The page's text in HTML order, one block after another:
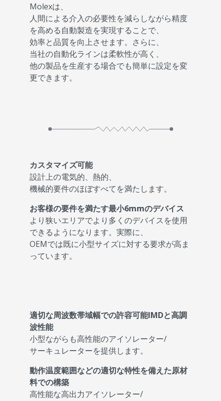
Molexは、
人間による介入の必要性を減らしながら精度
を高める自動製造を実現することで、
効率と品質を向上させます。さらに、
当社の自動化ラインは柔軟性が高く、
他の製品を生産する場合でも簡単に設定を変
更できます。
カスタマイズ可能
設計上の電気的、熱的、
機械的要件のほぼすべてを満たします。
お客様の要件を満たす最小6mmのデバイス
より狭いエリアでより多くのデバイスを使用
できるようになります。実際に、
OEMでは既に小型サイズに対する要求が高ま
っています。
適切な周波数帯域幅での許容可能IMDと高調
波性能
小型ながらも高性能のアイソレーター/
サーキュレーターを提供します。
動作温度範囲などの適切な特性を備えた原材
料での構築
高性能な高出力アイソレーター/